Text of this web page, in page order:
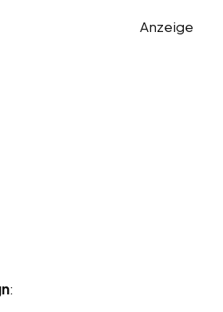
Anzeige
: